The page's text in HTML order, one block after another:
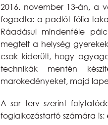
2016. november 13-án, a
fogadta: a padlót fólia
Ráadásul mindenféle
megtelt a helység
csak kiderült, hogy
technikák mentén
marokedényeket, majd
A sor terv szerint
foglalkozástartó számára